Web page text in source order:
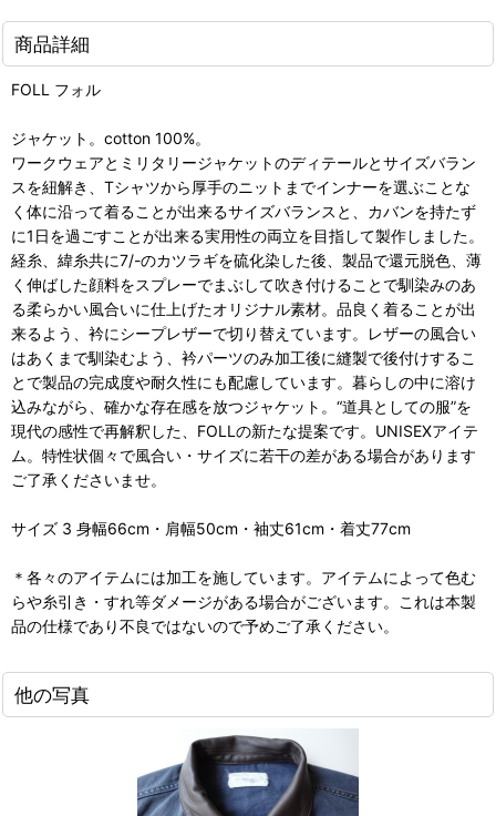
商品詳細
FOLL フォル
ジャケット。cotton 100%。
ワークウェアとミリタリージャケットのディテールとサイズバラン
スを紐解き、Tシャツから厚手のニットまでインナーを選ぶことな
く体に沿って着ることが出来るサイズバランスと、カバンを持たず
に1日を過ごすことが出来る実用性の両立を目指して製作しました。
経糸、緯糸共に7/-のカツラギを硫化染した後、製品で還元脱色、薄
く伸ばした顔料をスプレーでまぶして吹き付けることで馴染みのあ
る柔らかい風合いに仕上げたオリジナル素材。品良く着ることが出
来るよう、衿にシープレザーで切り替えています。レザーの風合い
はあくまで馴染むよう、衿パーツのみ加工後に縫製で後付けするこ
とで製品の完成度や耐久性にも配慮しています。暮らしの中に溶け
込みながら、確かな存在感を放つジャケット。“道具としての服”を
現代の感性で再解釈した、FOLLの新たな提案です。UNISEXアイテ
ム。特性状個々で風合い・サイズに若干の差がある場合があります
ご了承くださいませ。
サイズ 3 身幅66cm・肩幅50cm・袖丈61cm・着丈77cm
＊各々のアイテムには加工を施しています。アイテムによって色む
らや糸引き・すれ等ダメージがある場合がございます。これは本製
品の仕様であり不良ではないので予めご了承ください。
他の写真